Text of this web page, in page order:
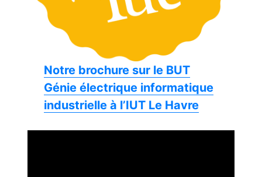
Notre brochure sur le BUT
Génie électrique informatique
industrielle à l’IUT Le Havre